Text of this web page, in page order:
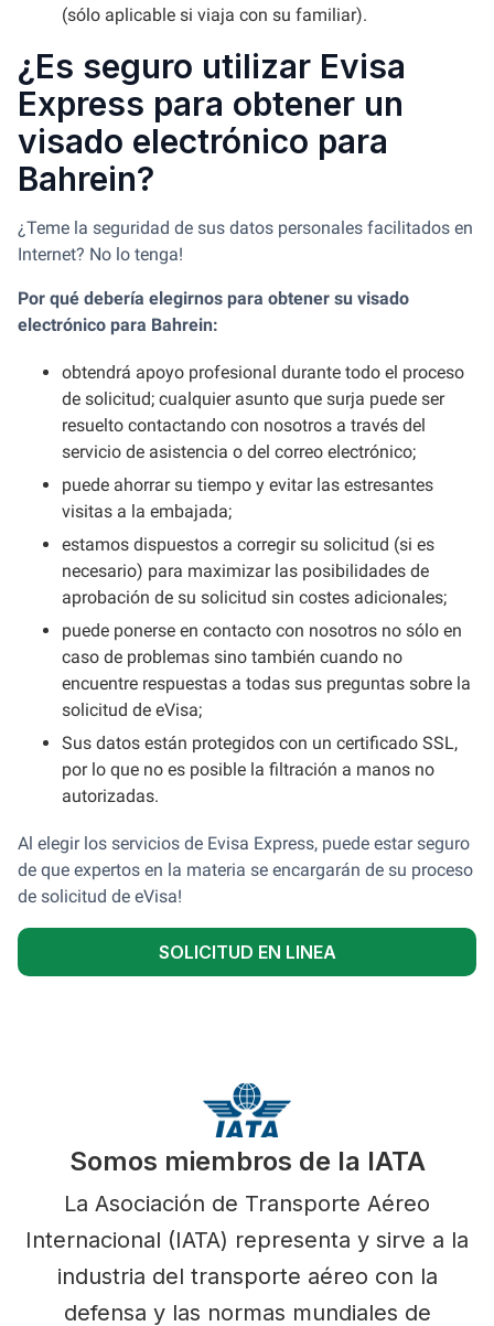
(sólo aplicable si viaja con su familiar).
¿Es seguro utilizar Evisa
Express para obtener un
visado electrónico para
Bahrein?
¿Teme la seguridad de sus datos personales facilitados en
Internet? No lo tenga!
Por qué debería elegirnos para obtener su visado
electrónico para Bahrein:
obtendrá apoyo profesional durante todo el proceso
de solicitud; cualquier asunto que surja puede ser
resuelto contactando con nosotros a través del
servicio de asistencia o del correo electrónico;
puede ahorrar su tiempo y evitar las estresantes
visitas a la embajada;
estamos dispuestos a corregir su solicitud (si es
necesario) para maximizar las posibilidades de
aprobación de su solicitud sin costes adicionales;
puede ponerse en contacto con nosotros no sólo en
caso de problemas sino también cuando no
encuentre respuestas a todas sus preguntas sobre la
solicitud de eVisa;
Sus datos están protegidos con un certificado SSL,
por lo que no es posible la filtración a manos no
autorizadas.
Al elegir los servicios de Evisa Express, puede estar seguro
de que expertos en la materia se encargarán de su proceso
de solicitud de eVisa!
SOLICITUD EN LINEA
Somos miembros de la IATA
La Asociación de Transporte Aéreo
Internacional (IATA) representa y sirve a la
industria del transporte aéreo con la
defensa y las normas mundiales de